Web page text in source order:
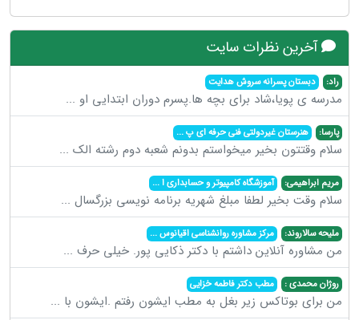
آخرین نظرات سایت
راد: دبستان پسرانه سروش هدایت
مدرسه ی پویا،شاد برای بچه ها.پسرم دوران ابتدایی او ...
پارسا: هنرستان غیردولتی فنی حرفه ای پ...
سلام وقتتون بخیر میخواستم بدونم شعبه دوم رشته الک ...
مریم ابراهیمی: آموزشگاه کامپیوتر و حسابداری ا...
سلام وقت بخیر لطفا مبلغ شهریه برنامه نویسی بزرگسال ...
ملیحه سالاروند: مرکز مشاوره روانشناسی اقیانوس...
من مشاوره آنلاین داشتم با دکتر ذکایی پور. خیلی حرف ...
روژان محمدی : مطب دکتر فاطمه خزایی
من برای بوتاکس زیر بغل به مطب ایشون رفتم .ایشون با ...